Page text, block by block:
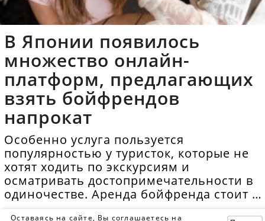
В Японии появилось
множество онлайн-
платформ, предлагающих
взять бойфрендов
напрокат
Особенно услуга пользуется
популярностью у туристок, которые не
хотят ходить по экскурсиям и
осматривать достопримечательности в
одиночестве. Аренда бойфренда стоит в
Оставаясь на сайте, Вы соглашаетесь на